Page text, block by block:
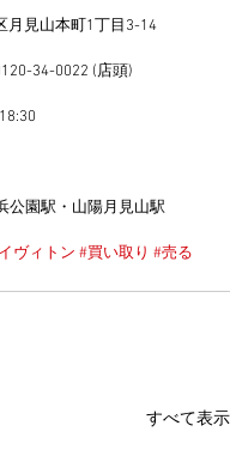
月見山本町1丁目3-14
34-0022 (店頭)
公園駅・山陽月見山駅
ヴィトン #買い取り #売る
すべて表示